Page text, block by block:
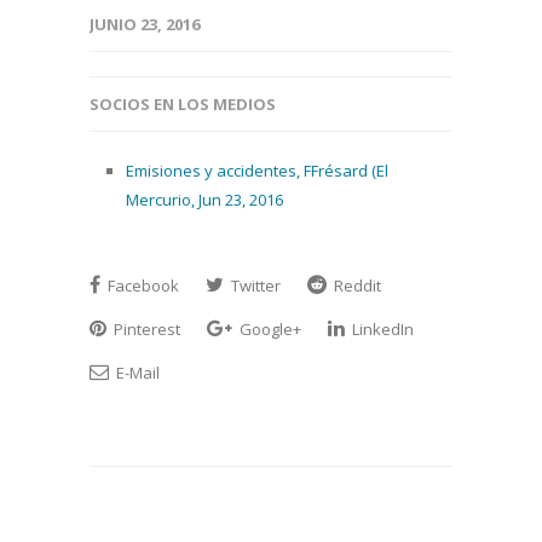
JUNIO 23, 2016
SOCIOS EN LOS MEDIOS
Emisiones y accidentes, FFrésard (El
Mercurio, Jun 23, 2016
Facebook Twitter
Reddit
Pinterest
Google+
LinkedIn
E-Mail